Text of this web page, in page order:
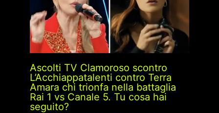
Ascolti TV Clamoroso scontro
L’Acchiappatalenti contro Terra
Amara chi trionfa nella battaglia
Rai 1 vs Canale 5. Tu cosa hai
seguito?